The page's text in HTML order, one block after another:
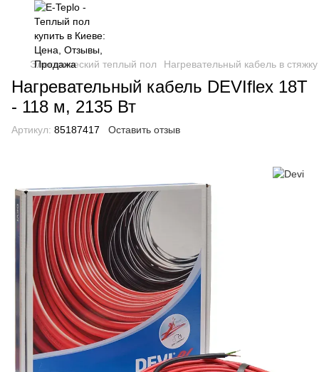
Электрический теплый пол Нагревательный кабель в стяжку
Нагревательный кабель DEVIflex 18T
- 118 м, 2135 Вт
Артикул: 85187417 Оставить отзыв